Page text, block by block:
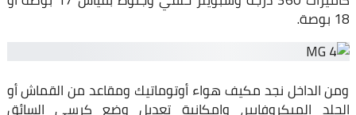
18 بوصة.
ومن الداخل نجد مكيف هواء أوتوماتيك ومقاعد من القماش أو
الجلد الميكروفايبر، وإمكانية تعديل وضع كرسي السائق